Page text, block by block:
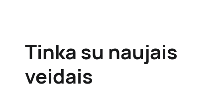
Tinka su naujais
veidais